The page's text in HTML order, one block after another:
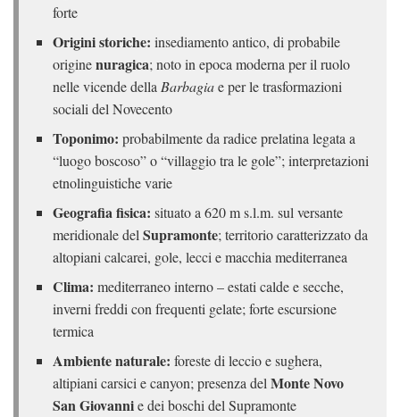
forte
Origini storiche: insediamento antico, di probabile
originenuragica; noto in epoca moderna per il ruolo
nelle vicende della Barbagiae per le trasformazioni
sociali del Novecento
Toponimo: probabilmente da radice prelatina legata a
“luogo boscoso” o “villaggio tra le gole”; interpretazioni
etnolinguistiche varie
Geografia fisica: situato a 620 m s.l.m. sul versante
meridionale del Supramonte; territorio caratterizzato da
altopiani calcarei, gole, lecci e macchia mediterranea
Clima: mediterraneo interno – estati calde e secche,
inverni freddi con frequenti gelate; forte escursione
termica
Ambiente naturale: foreste di leccio e sughera,
altipiani carsici e canyon; presenza del Monte Novo
San Giovannie dei boschi del Supramonte